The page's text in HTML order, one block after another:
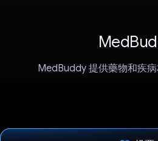
MedBuddy 提供藥物和疾病